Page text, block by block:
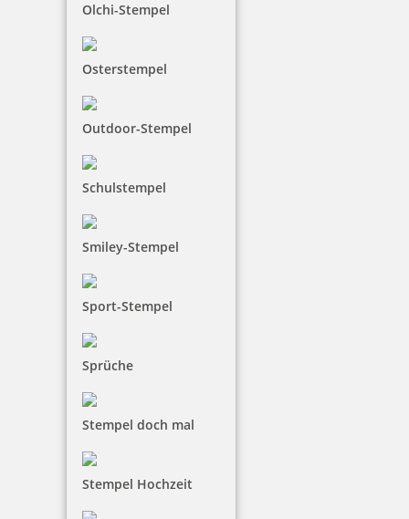
Olchi-Stempel
Osterstempel
Outdoor-Stempel
Schulstempel
Smiley-Stempel
Sport-Stempel
Sprüche
Stempel doch mal
Stempel Hochzeit
Heri Smartpen Stempelkugelschreiber 3300 34 x 8 mm Silber
Heri Smartpen Stempelkugelschreiber 3302 34 x 8 mm Schwarz